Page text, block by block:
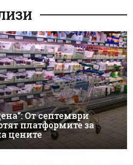
От септември
платформите за
цените